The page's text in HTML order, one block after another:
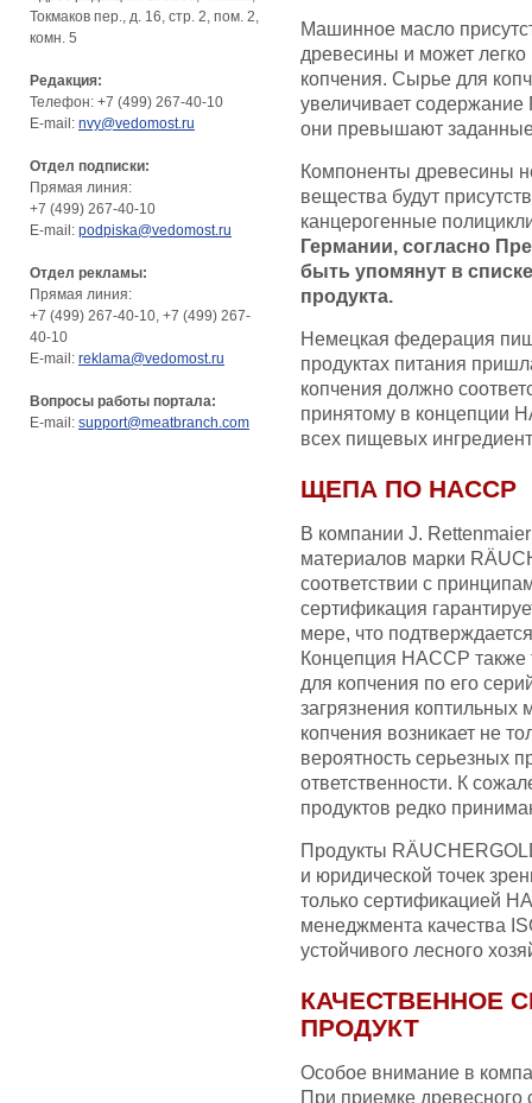
Токмаков пер., д. 16, стр. 2, пом. 2,
комн. 5
Редакция:
Телефон: +7 (499) 267-40-10
E-mail: nvy@vedomost.ru
Отдел подписки:
Прямая линия:
+7 (499) 267-40-10
E-mail: podpiska@vedomost.ru
Отдел рекламы:
Прямая линия:
+7 (499) 267-40-10, +7 (499) 267-
40-10
E-mail: reklama@vedomost.ru
Вопросы работы портала:
E-mail: support@meatbranch.com
Машинное масло
древесины и может
копчения. Сырье для
увеличивает
они превышают
Компоненты древесины
вещества будут
канцерогенные
Германии, согласно
быть упомянут в
продукта.
Немецкая федерация
продуктах питания
копчения должно
принятому в концепции
всех пищевых
ЩЕПА ПО HACCP
В компании J.
материалов марки
соответствии с
сертификация
мере, что
Концепция HACCP
для копчения по его
загрязнения коптильных
копчения возникает не
вероятность серьезных
ответственности. К
продуктов редко
Продукты
и юридической точек
только сертификацией
менеджмента качества
устойчивого лесного
КАЧЕСТВЕННОЕ
ПРОДУКТ
Особое внимание в
При приемке древесного